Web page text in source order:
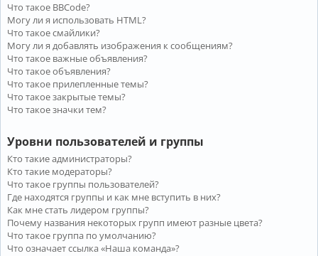
Что такое BBCode?
Могу ли я использовать HTML?
Что такое смайлики?
Могу ли я добавлять изображения к сообщениям?
Что такое важные объявления?
Что такое объявления?
Что такое прилепленные темы?
Что такое закрытые темы?
Что такое значки тем?
Уровни пользователей и группы
Кто такие администраторы?
Кто такие модераторы?
Что такое группы пользователей?
Где находятся группы и как мне вступить в них?
Как мне стать лидером группы?
Почему названия некоторых групп имеют разные цвета?
Что такое группа по умолчанию?
Что означает ссылка «Наша команда»?